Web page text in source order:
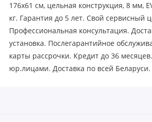
176x61 см, цельная конструкция, 8 мм,
кг. Гарантия до 5 лет. Свой сервисный
Профессиональная консультация.
установка. Послегарантийное
карты рассрочки. Кредит до 36
юр.лицами. Доставка по всей Беларуси.